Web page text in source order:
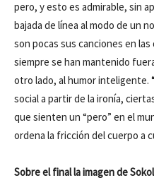
pero, y esto es admirable, sin
bajada de línea al modo de un
son pocas sus canciones en las
siempre se han mantenido
otro lado, al humor inteligente.
social a partir de la ironía,
que sienten un “pero” en el
ordena la fricción del cuerpo a
Sobre el final la imagen de